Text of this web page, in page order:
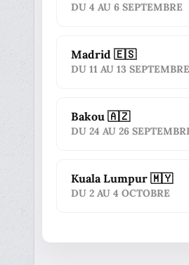
DU 4 AU 6 SEPTEMBRE
Madrid 🇪🇸
DU 11 AU 13 SEPTEMBRE
Bakou 🇦🇿
DU 24 AU 26
Kuala Lumpur 🇲🇾
DU 2 AU 4 OCTOBRE